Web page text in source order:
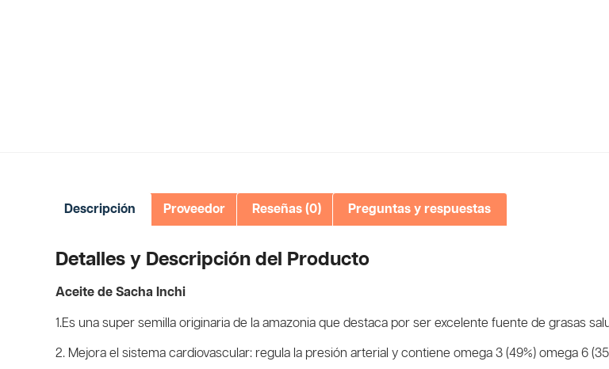
Descripción Proveedor Reseñas (0) Preguntas y respuestas
Detalles y Descripción del Producto
Aceite de Sacha Inchi
1.Es una super semilla originaria de la amazonia que destaca por ser excelente fuente de grasas
2. Mejora el sistema cardiovascular: regula la presión arterial y contiene omega 3 (49%) omega 6